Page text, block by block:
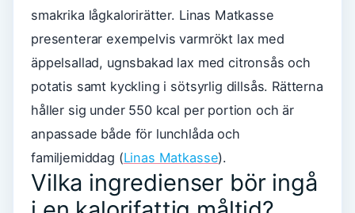
smakrika lågkalorirätter. Linas Matkasse
presenterar exempelvis varmrökt lax med
äppelsallad, ugnsbakad lax med citronsås och
potatis samt kyckling i sötsyrlig dillsås. Rätterna
håller sig under 550 kcal per portion och är
anpassade både för lunchlåda och
familjemiddag (Linas Matkasse).
Vilka ingredienser bör ingå